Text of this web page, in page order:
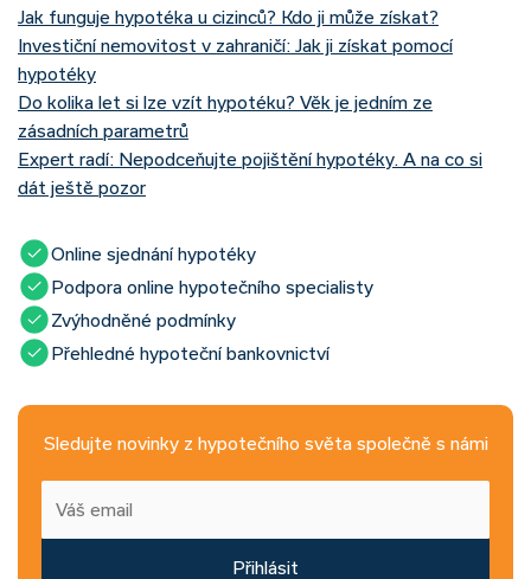
Jak funguje hypotéka u cizinců? Kdo ji může získat?
Investiční nemovitost v zahraničí: Jak ji získat pomocí
hypotéky
Do kolika let si lze vzít hypotéku? Věk je jedním ze
zásadních parametrů
Expert radí: Nepodceňujte pojištění hypotéky. A na co si
dát ještě pozor
Online sjednání hypotéky
Podpora online hypotečního specialisty
Zvýhodněné podmínky
Přehledné hypoteční bankovnictví
Sledujte novinky z hypotečního světa společně s námi
Přihlásit